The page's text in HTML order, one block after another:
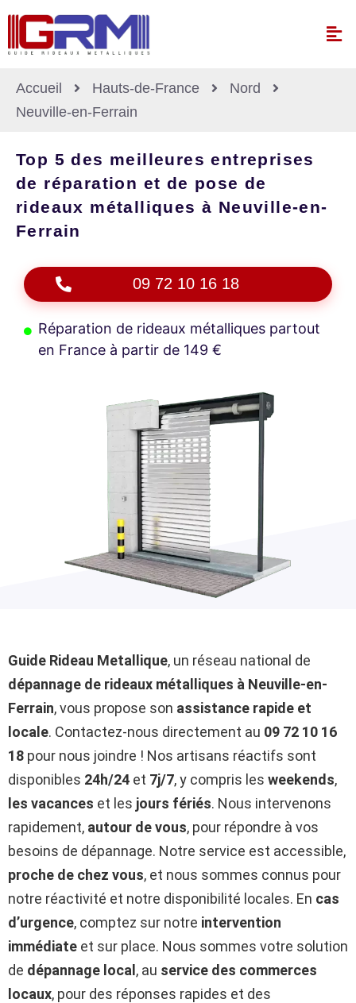
Accueil Hauts-de-France
Nord
Neuville-en-Ferrain
Top 5 des meilleures entreprises
de réparation et de pose de
rideaux métalliques à Neuville-en-
Ferrain
09 72 10 16 18
Réparation de rideaux métalliques partout
en France à partir de 149 €
Guide Rideau Metallique, un réseau national de
dépannage de rideaux métalliques à Neuville-en-
Ferrain, vous propose son assistance rapide et
locale. Contactez-nous directement au 09 72 10 16
18 pour nous joindre ! Nos artisans réactifs sont
disponibles 24h/24 et 7j/7, y compris les weekends,
les vacances et les jours fériés. Nous intervenons
rapidement, autour de vous, pour répondre à vos
besoins de dépannage. Notre service est accessible,
proche de chez vous, et nous sommes connus pour
notre réactivité et notre disponibilité locales. En cas
d’urgence, comptez sur notre intervention
immédiate et sur place. Nous sommes votre solution
de dépannage local , au service des commerces
locaux, pour des réponses rapides et des